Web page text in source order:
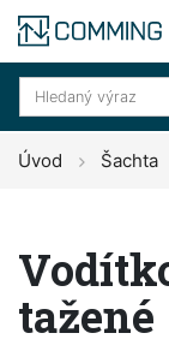
Úvod Šachta
tažené